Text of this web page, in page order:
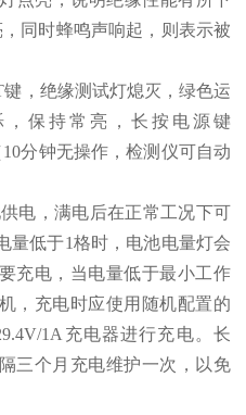
同时蜂鸣声响起，则表示被
键，绝缘测试灯熄灭，绿色运
保持常亮，长按电源键
10分钟无操作，检测仪可自动
电，满电后在正常工况下可
量低于1格时， 电池电量灯会
充电，当电量低于最小工作
， 充电时应使用随机配置的
1A充电器进行充电。长
三个月充电维护一次，以免